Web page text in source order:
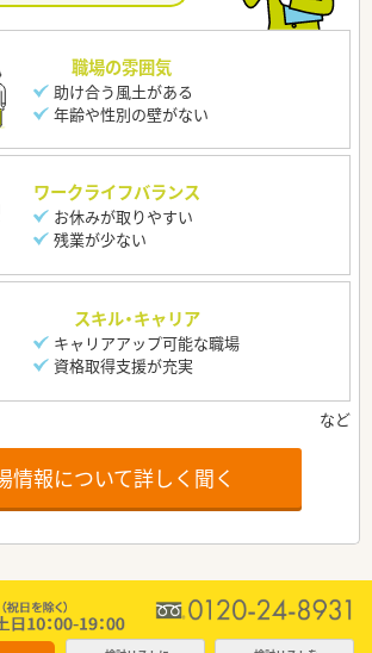
職場の雰囲気
助け合う風土がある
年齢や性別の壁がない
ワークライフバランス
お休みが取りやすい
残業が少ない
スキル・キャリア
キャリアアップ可能な職場
資格取得支援が充実
情報について詳しく聞く